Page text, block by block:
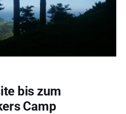
bis zum
Camp